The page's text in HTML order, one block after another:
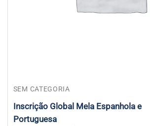
SEM CATEGORIA
Inscrição Global Mela Espanhola e
Portuguesa